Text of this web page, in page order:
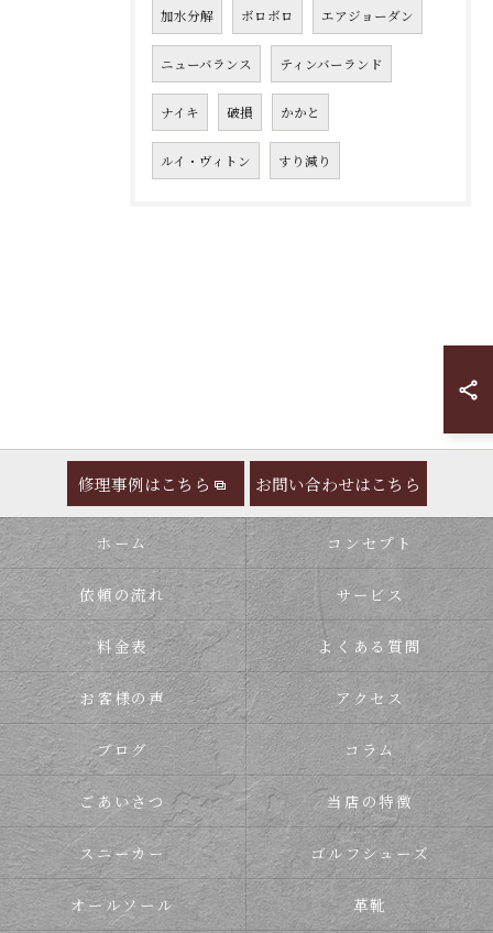
加水分解 ボロボロ エアジョーダン
ニューバランス ティンバーランド
ナイキ 破損 かかと
ルイ・ヴィトン すり減り
修理事例はこちら お問い合わせはこちら
ホーム コンセプト
依頼の流れ サービス
料金表 よくある質問
お客様の声 アクセス
ブログ コラム
ごあいさつ 当店の特徴
スニーカー ゴルフシューズ
オールソール 革靴